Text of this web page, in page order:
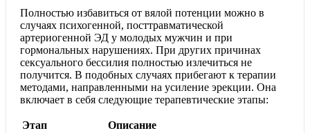
Полностью избавиться от вялой потенции можно в
случаях психогенной, посттравматической
артериогенной ЭД у молодых мужчин и при
гормональных нарушениях. При других причинах
сексуального бессилия полностью излечиться не
получится. В подобных случаях прибегают к терапии
методами, направленными на усиление эрекции. Она
включает в себя следующие терапевтические этапы:
Этап Описание